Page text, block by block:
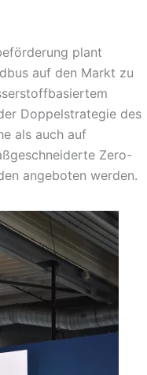
plant
auf den Markt zu
Doppelstrategie des
als auch auf
Zero-
angeboten werden.